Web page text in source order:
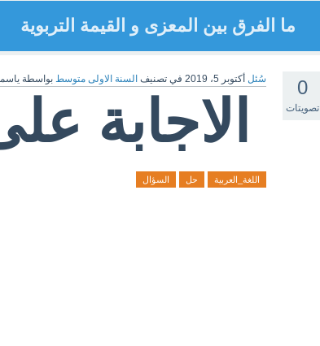
ما الفرق بين المعزى و القيمة التربوية
0
تصويتات
سُئل أكتوبر 5، 2019 في تصنيف السنة الاولى متوسط بواسطة
الاجابة
اللغة_العربية حل السؤال